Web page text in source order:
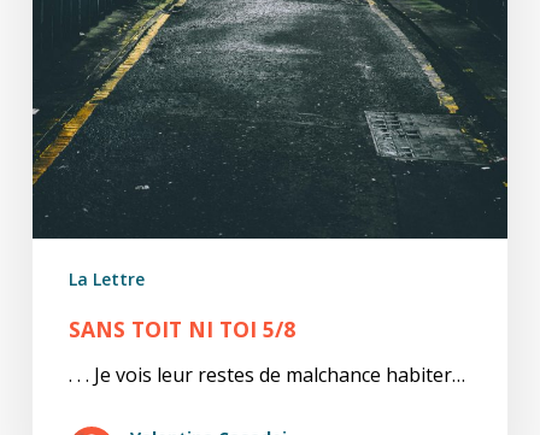
La Lettre
SANS TOIT NI TOI 5/8
. . . Je vois leur restes de malchance habiter…